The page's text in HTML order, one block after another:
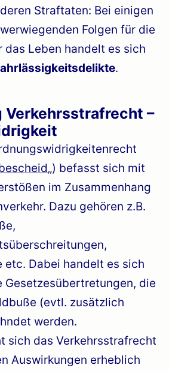
Straftaten: Bei einigen
Folgen für die
das Leben handelt es sich
.
Verkehrsstrafrecht –
„) befasst sich mit
im Zusammenhang
Dazu gehören z.B.
etc. Dabei handelt es sich
Gesetzesübertretungen, die
(evtl. zusätzlich
werden.
sich das Verkehrsstrafrecht
Auswirkungen erheblich